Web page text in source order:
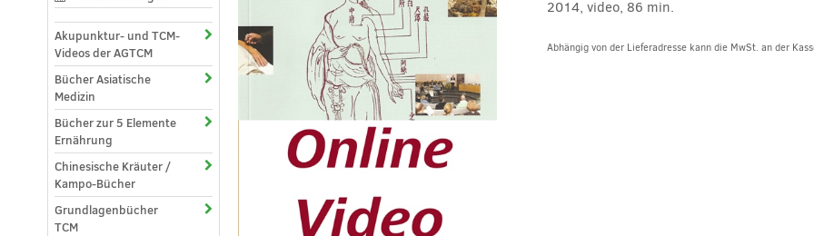
2014, video, 86 min.
Abhängig von der Lieferadresse kann die MwSt. an der
Akupunktur- und TCM-
Videos der AGTCM
Bücher Asiatische
Medizin
Bücher zur 5 Elemente
Ernährung
Chinesische Kräuter /
Kampo-Bücher
Grundlagenbücher
TCM